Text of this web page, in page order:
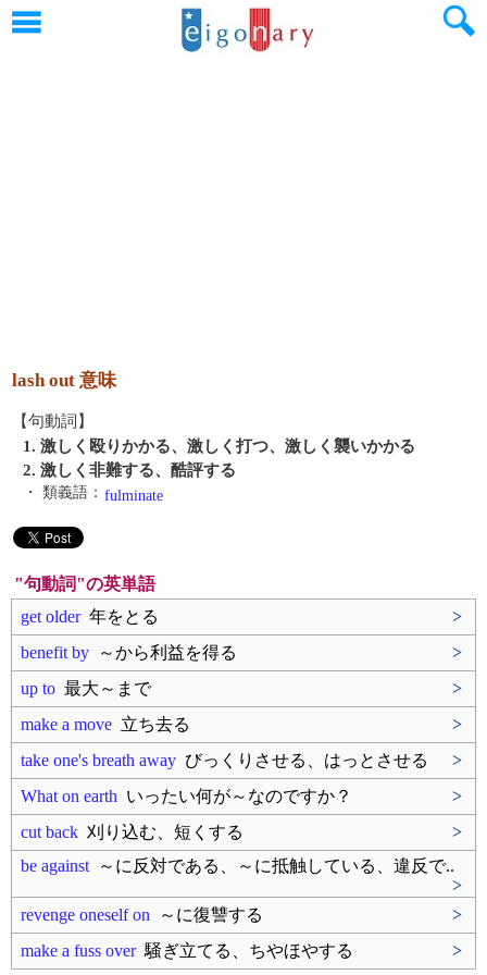
lash out 意味
【句動詞】
1. 激しく殴りかかる、激しく打つ、激しく襲いかかる
2. 激しく非難する、酷評する
・ 類義語： fulminate
"句動詞"の英単語
get older年をとる
>
benefit by ～から利益を得る
>
up to 最大～まで
>
make a move 立ち去る
>
take one's breath away びっくりさせる、はっとさせる
>
What on earth いったい何が～なのですか？
>
cut back 刈り込む、短くする
>
be against ～に反対である、～に抵触している、違反で..
>
revenge oneself on ～に復讐する
>
make a fuss over騒ぎ立てる、ちやほやする >